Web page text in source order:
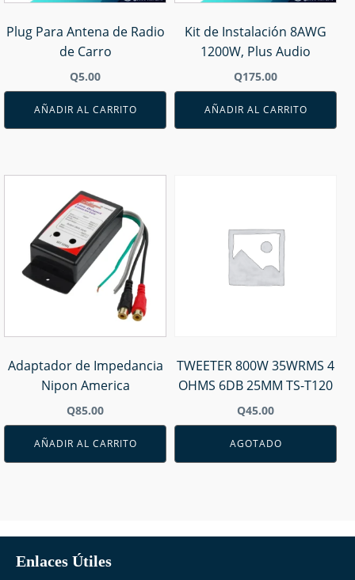
Plug Para Antena de Radio
de Carro
Q5.00
AÑADIR AL CARRITO
Kit de Instalación 8AWG
1200W, Plus Audio
Q175.00
AÑADIR AL CARRITO
Adaptador de Impedancia
Nipon America
Q85.00
AÑADIR AL CARRITO
TWEETER 800W 35WRMS 4
OHMS 6DB 25MM TS-T120
Q45.00
AGOTADO
Enlaces Útiles